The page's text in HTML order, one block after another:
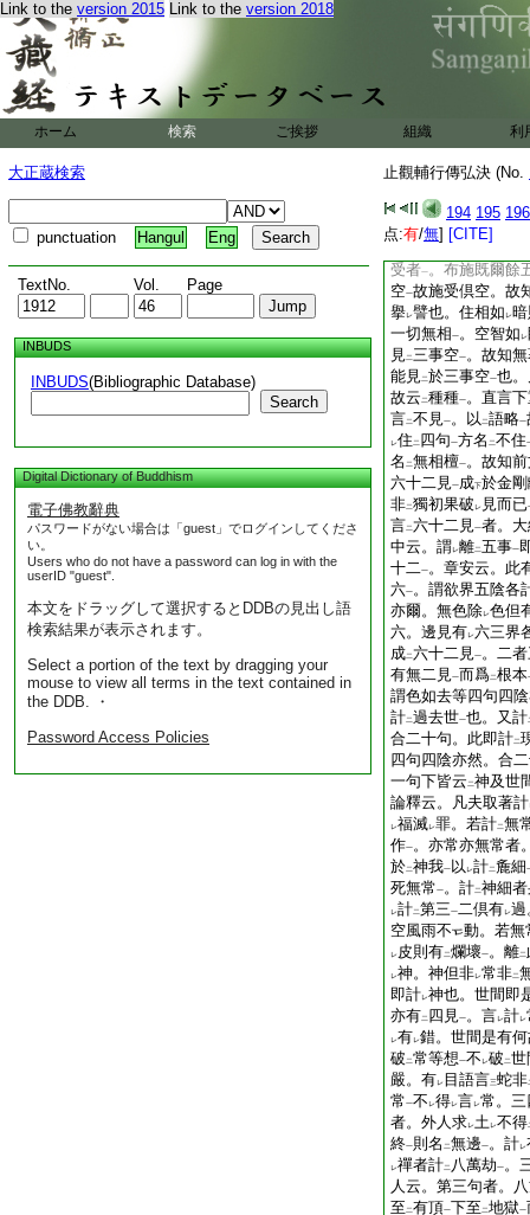
Link to the version 2015 Link to the version 2018
ホーム 検索 ご挨拶 組織 利
大正蔵検索
punctuation Hangul Eng
TextNo. Vol. Page
INBUDS
INBUDS(Bibliographic Database)
Search
Digital Dictionary of Buddhism
電子佛教辭典
パスワードがない場合は「guest」でログインしてくださ
い。
Users who do not have a password can log in with the
userID "guest".
本文をドラッグして選択するとDDBの見出し語
検索結果が表示されます。
Select a portion of the text by dragging your
mouse to view all terms in the text contained in
the DDB. ・
Password Access Policies
止觀輔行傳弘決 (No.
194 195 196
点:有/無] [CITE]
四念處觀一顯二聲
住。苦故三受
一句顯二支佛界 一。
下文諸思議境
。捨不能亡一
斥 三藏
凡
雖三即不 レ及 二
三藏菩
今觀下正明 通觀
レ 境起レ 觀非レ 謂二施者
以受者一 。金剛下引
六塵
施。
受者一。布施既爾餘
空一故施受倶空。故
擧レ譬也。住相如 レ
一切無相一。空智如 レ
見二三事空一。故知
能見二於三事空一也
故云 二種種一。直言
言二不見一。以 二語略一
レ住 二 四句一方名 二不住
名 二無相檀一。故知
六十二見一成下於金
非二獨初果破 レ 見而已
言二六十二見一者。
中云。謂レ離二五事一
十二一。章安云。此
六一。謂欲界五陰各
亦爾。無色除レ色但
六。邊見有レ六三界
成二六十二見一。二
有無二見一而爲二根本
謂色如去等四句四
計二過去世一也。又計
合二十句。此即計二
四句四陰亦然。合
一句下皆云 二神及世
論釋云。凡夫取著計
レ福滅レ罪。若計二無
作一。亦常亦無常者
於二神我一 以 レ計二麁細
死無常一。計二神細
レ計二第三一二倶有レ過
空風雨不
動。若無
レ皮則有二爛壞一。離二
レ神。神但非レ常非二
即計レ神也。世間即
亦有二 四見一。言レ計レ
レ有レ錯。世間是有
破 二常等想一不 レ破 二世
嚴。有レ 目語言三蛇非
常一不 レ得レ言レ常。三
者。外人求レ土レ不得
終一則名 二無邊一。計レ
レ禪者計二 八萬劫一。
人云。第三句者。
至 二有頂一下至 二地獄一